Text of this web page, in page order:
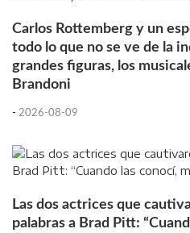
Carlos Rottemberg y un
todo lo que no se ve de la
grandes figuras, los
Brandoni
- 2026-08-09
Las dos actrices que
palabras a Brad Pitt: